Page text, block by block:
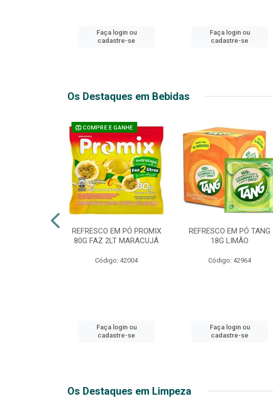
Faça login ou
cadastre-se
Faça login ou
cadastre-se
Os Destaques em Bebidas
COMPRE E GANHE
REFRESCO EM PÓ PROMIX
80G FAZ 2LT MARACUJÁ
Código: 42004
Faça login ou
cadastre-se
REFRESCO EM PÓ TANG
18G LIMÃO
Código: 42964
Faça login ou
cadastre-se
Os Destaques em Limpeza